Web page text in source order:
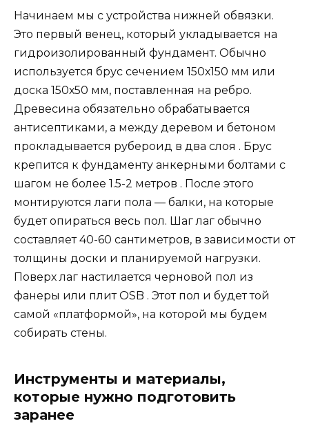
Начинаем мы с устройства нижней обвязки.
Это первый венец, который укладывается на
гидроизолированный фундамент. Обычно
используется брус сечением 150х150 мм или
доска 150х50 мм, поставленная на ребро.
Древесина обязательно обрабатывается
антисептиками, а между деревом и бетоном
прокладывается рубероид в два слоя . Брус
крепится к фундаменту анкерными болтами с
шагом не более 1.5-2 метров . После этого
монтируются лаги пола — балки, на которые
будет опираться весь пол. Шаг лаг обычно
составляет 40-60 сантиметров, в зависимости от
толщины доски и планируемой нагрузки.
Поверх лаг настилается черновой пол из
фанеры или плит OSB . Этот пол и будет той
самой «платформой», на которой мы будем
собирать стены.
Инструменты и материалы,
которые нужно подготовить
заранее